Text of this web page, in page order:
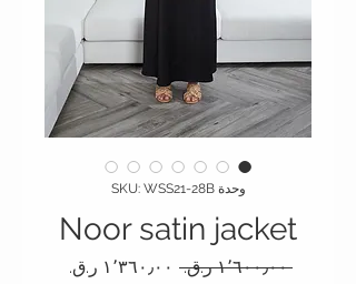
وحدة SKU: WSS21-28B
Noor satin jacket
‏١٬٦٠٠٫٠٠ ر.ق.‏ سعر عادي